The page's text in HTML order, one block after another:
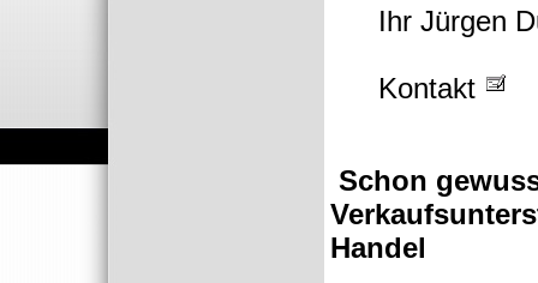
Ihr Jürgen
Kontakt
Schon
Handel